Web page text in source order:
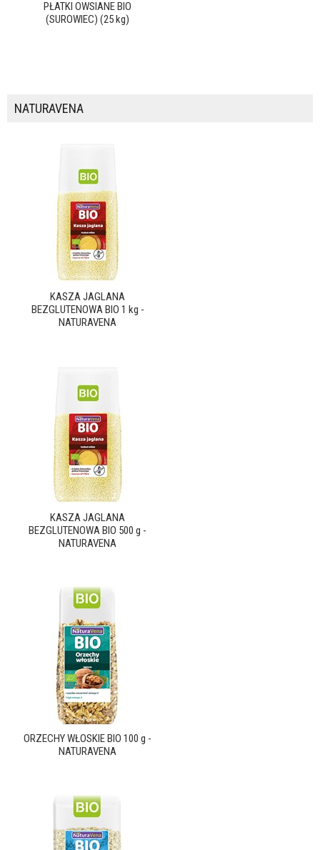
PŁATKI OWSIANE BIO
(SUROWIEC) (25 kg)
NATURAVENA
KASZA JAGLANA
BEZGLUTENOWA BIO 1 kg -
NATURAVENA
KASZA JAGLANA
BEZGLUTENOWA BIO 500 g -
NATURAVENA
ORZECHY WŁOSKIE BIO 100 g -
NATURAVENA